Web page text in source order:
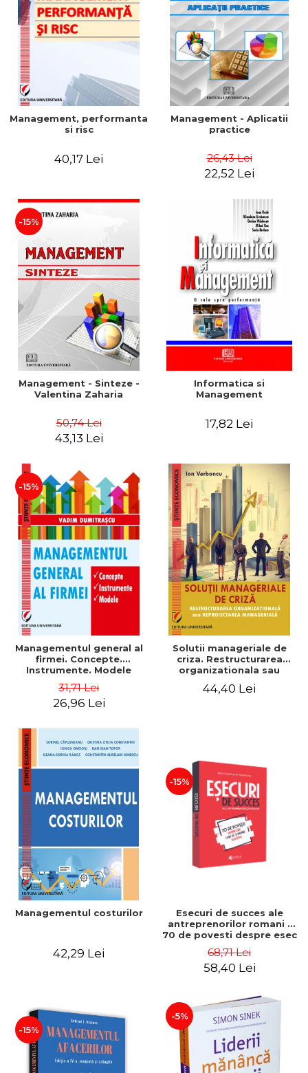
Management, performanta
si risc
40,17 Lei
Management - Aplicatii
practice
26,43 Lei
22,52 Lei
-15%
Management - Sinteze -
Valentina Zaharia
50,74 Lei
43,13 Lei
Informatica si
Management
17,82 Lei
-15%
Managementul general al
firmei. Concepte.
Instrumente. Modele
31,71 Lei
26,96 Lei
Solutii manageriale de
criza. Restructurarea
organizationala sau
44,40 Lei
Managementul costurilor
42,29 Lei
-15%
Esecuri de succes ale
antreprenorilor romani -
70 de povesti despre esec
68,71 Lei
58,40 Lei
-15%
-5%